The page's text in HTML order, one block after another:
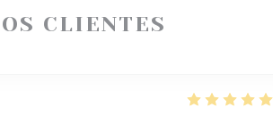
CLIENTES